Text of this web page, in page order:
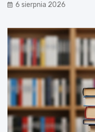
6 sierpnia 2026